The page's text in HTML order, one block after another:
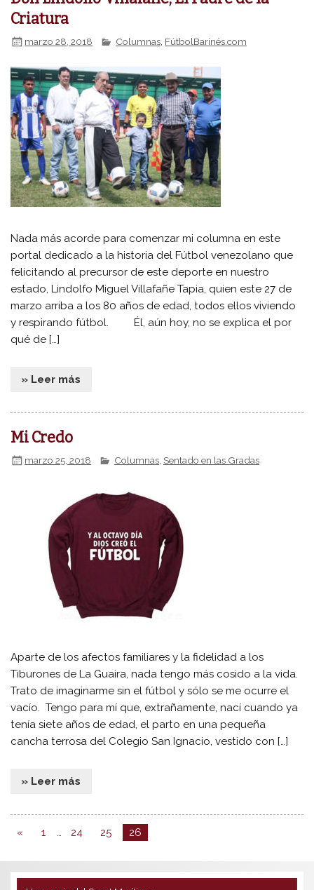
Criatura
marzo 28, 2018 Columnas FútbolBarinés.com
Nada más acorde para comenzar mi columna en este
portal dedicado a la historia del Fútbol venezolano que
felicitando al precursor de este deporte en nuestro
estado, Lindolfo Miguel Villafañe Tapia, quien este 27 de
marzo arriba a los 80 años de edad, todos ellos viviendo
y respirando fútbol. Él, aún hoy, no se explica el por
qué de […]
» Leer más
Mi Credo
marzo 25, 2018 Columnas Sentado en las Gradas
Aparte de los afectos familiares y la fidelidad a los
Tiburones de La Guaira, nada tengo más cosido a la vida.
Trato de imaginarme sin el fútbol y sólo se me ocurre el
vacío. Tengo para mí que, extrañamente, nací cuando ya
tenía siete años de edad, el parto en una pequeña
cancha terrosa del Colegio San Ignacio, vestido con […]
» Leer más
« 1 … 24 25 26